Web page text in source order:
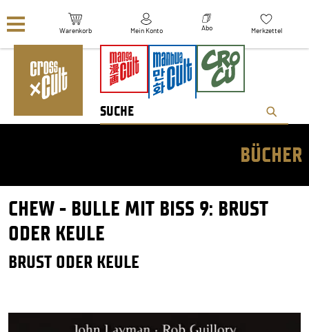
Warenkorb Mein Konto Abo Merkzettel
BÜCHER
CHEW - BULLE MIT BISS 9: BRUST
ODER KEULE
BRUST ODER KEULE